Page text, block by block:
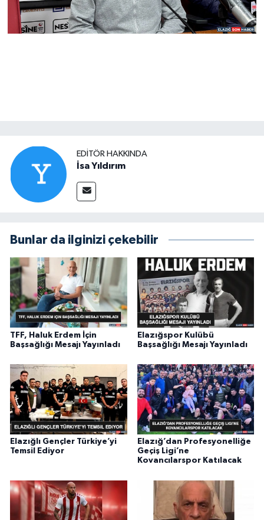
EDITÖR HAKKINDA
İsa Yıldırım
Bunlar da ilginizi çekebilir
TFF, Haluk Erdem İçin
Başsağlığı Mesajı Yayınladı
Elazığspor Kulübü
Başsağlığı Mesajı Yayınladı
Elazığlı Gençler Türkiye’yi
Temsil Ediyor
Elazığ’dan Profesyonelliğe
Geçiş Ligi’ne
Kovancılarspor Katılacak